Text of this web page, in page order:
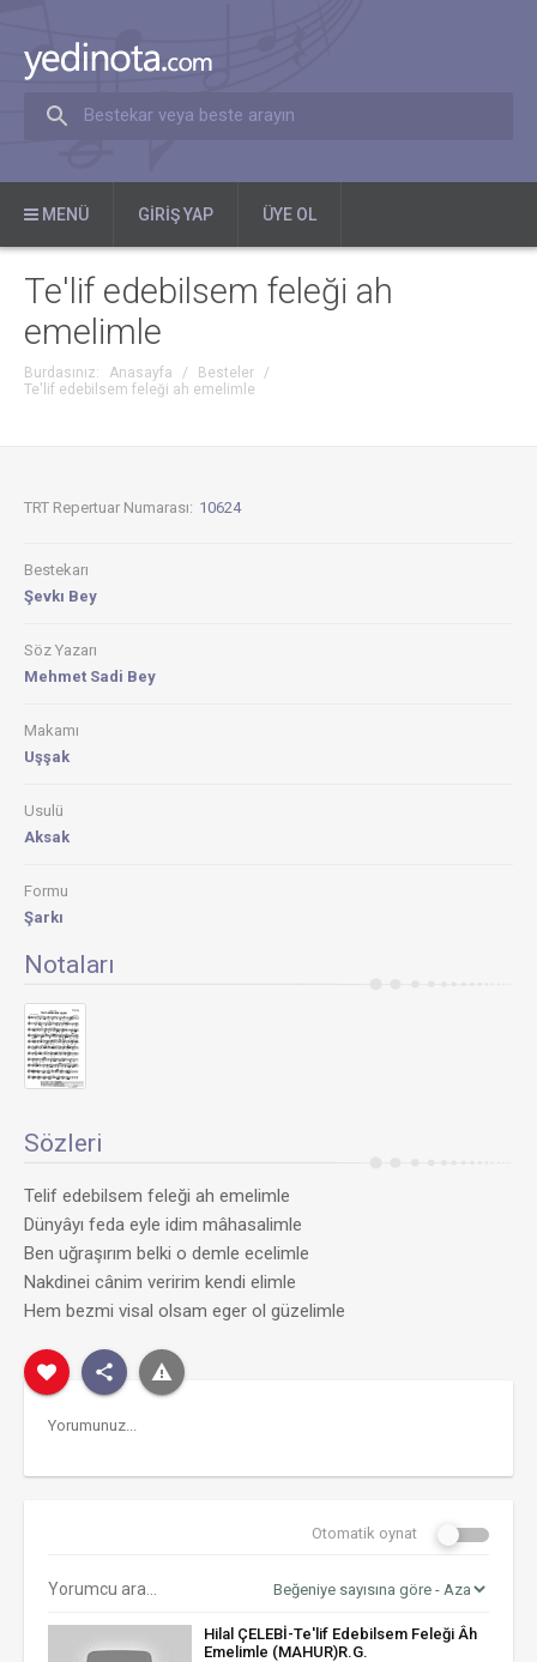
Bestekar veya beste arayın
MENÜ GIRIŞ YAP ÜYE OL
Te'lif edebilsem feleği ah
emelimle
Burdasınız: Anasayfa / Besteler
/
Te'lif edebilsem feleği ah emelimle
TRT Repertuar Numarası: 10624
Bestekarı
Şevkı Bey
Söz Yazarı
Mehmet Sadi Bey
Makamı
Uşşak
Usulü
Aksak
Formu
Şarkı
Notaları
Sözleri
Telif edebilsem feleği ah emelimle
Dünyâyı feda eyle idim mâhasalimle
Ben uğraşırım belki o demle ecelimle
Nakdinei cânim veririm kendi elimle
Hem bezmi visal olsam eger ol güzelimle
Otomatik oynat
Hilal ÇELEBİ-Te'lif Edebilsem Feleği Âh
Emelimle (MAHUR)R.G.